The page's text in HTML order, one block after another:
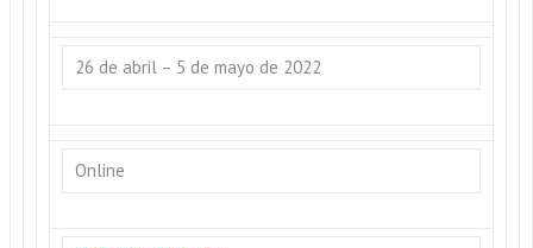
26 de abril – 5 de mayo de 2022
Online